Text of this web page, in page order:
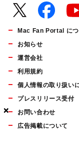
×
×
×
Mac Fan Portal に
お知らせ
運営会社
利用規約
個人情報の取り扱い
プレスリリース受付
お問い合わせ
広告掲載について